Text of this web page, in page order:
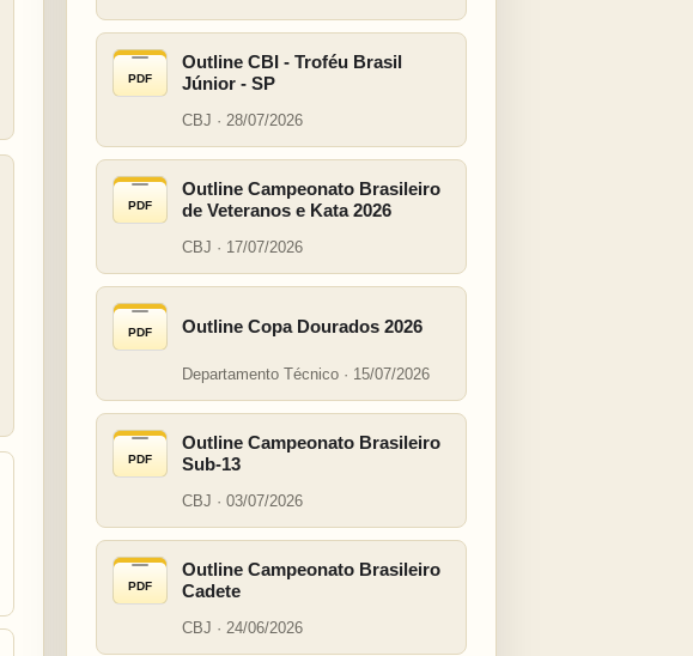
PDF
Outline CBI - Troféu Brasil
Júnior - SP
CBJ · 28/07/2026
PDF
Outline Campeonato Brasileiro
de Veteranos e Kata 2026
CBJ · 17/07/2026
PDF Outline Copa Dourados 2026
Departamento Técnico · 15/07/2026
PDF
Outline Campeonato Brasileiro
Sub-13
CBJ · 03/07/2026
PDF
Outline Campeonato Brasileiro
Cadete
CBJ · 24/06/2026